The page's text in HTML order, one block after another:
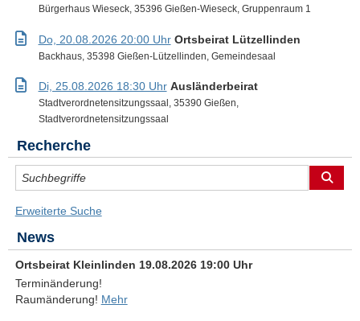
Bürgerhaus Wieseck, 35396 Gießen-Wieseck, Gruppenraum 1
Do, 20.08.2026 20:00 Uhr Ortsbeirat Lützellinden
Backhaus, 35398 Gießen-Lützellinden, Gemeindesaal
Di, 25.08.2026 18:30 Uhr Ausländerbeirat
Stadtverordnetensitzungssaal, 35390 Gießen,
Stadtverordnetensitzungssaal
Recherche
Erweiterte Suche
News
Ortsbeirat Kleinlinden 19.08.2026 19:00 Uhr
Terminänderung!
Raumänderung! Mehr